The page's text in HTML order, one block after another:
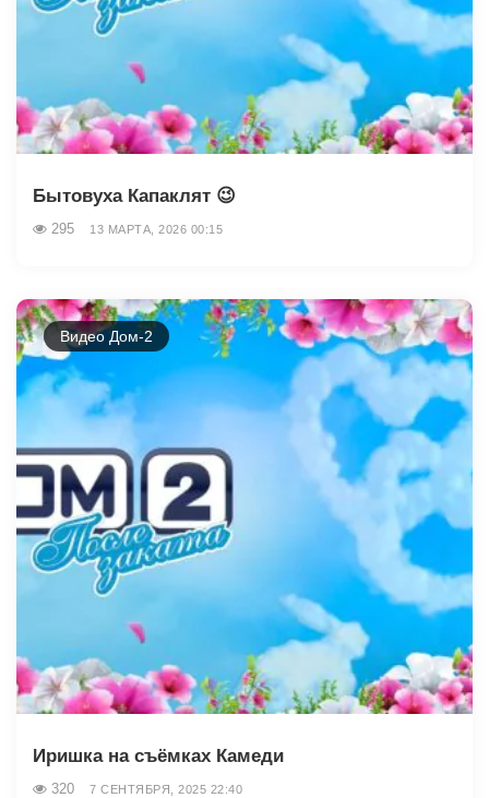
Бытовуха Капаклят 😉
295 13 МАРТА, 2026 00:15
Видео Дом-2
Иришка на съёмках Камеди
320 7 СЕНТЯБРЯ, 2025 22:40